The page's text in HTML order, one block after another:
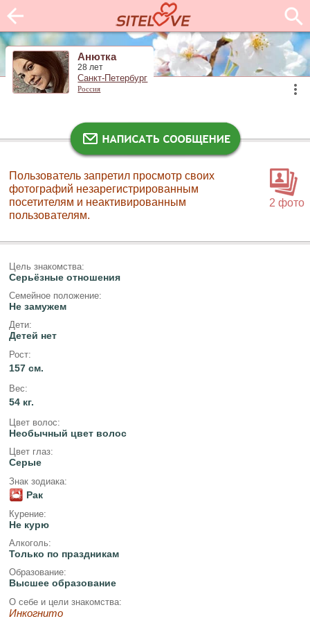
Анютка
28 лет
Санкт-Петербург
Россия
2 фото
Пользователь запретил просмотр своих
фотографий незарегистрированным
посетителям и неактивированным
пользователям.
Цель знакомства:
Серьёзные отношения
Семейное положение:
Не замужем
Дети:
Детей нет
Рост:
157 см.
Вес:
54 кг.
Цвет волос:
Необычный цвет волос
Цвет глаз:
Серые
Знак зодиака:
Рак
Курение:
Не курю
Алкоголь:
Только по праздникам
Образование:
Высшее образование
О себе и цели знакомства:
Инкогнито